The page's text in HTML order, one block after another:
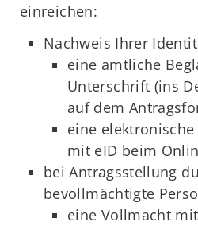
einreichen:
Nachweis Ihrer
eine amtliche
Unterschrift (ins
auf dem
eine
mit eID beim
bei Antragsstellung
bevollmächtigte
eine Vollmacht